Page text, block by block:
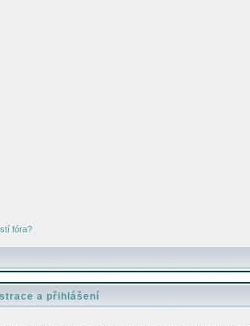
fóra?
a přihlášení